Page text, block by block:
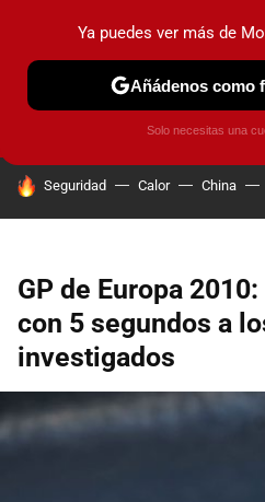
PRUEBAS COCHES
HOY SE HABLA DE
Seguridad Calor China
GP de Europa
con 5 segundos a
investigados
Ya puedes ver más de
Añádenos como
Solo necesitas una